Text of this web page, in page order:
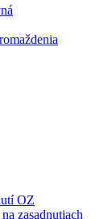
OZ
zasadnutiach